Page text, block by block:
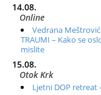
14.08.
Online
Vedrana Meštrović:
TRAUMI – Kako se
mislite
15.08.
Otok Krk
Ljetni DOP retreat